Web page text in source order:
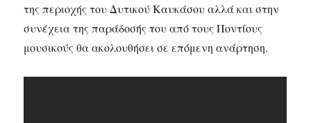
της περιοχής του Δυτικού Καυκάσου αλλά και στην
συνέχεια της παράδοσής του από τους Ποντίους
μουσικούς θα ακολουθήσει σε επόμενη ανάρτηση.